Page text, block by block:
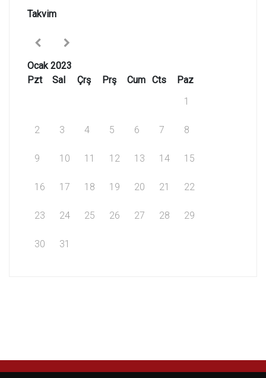
Takvim
Ocak 2023
Pzt
Sal Çrş Prş Cum Cts
Paz
1
2 3 4 5 6 7 8
9 10 11 12 13 14 15
16 17 18 19 20 21 22
23 24 25 26 27 28 29
30 31